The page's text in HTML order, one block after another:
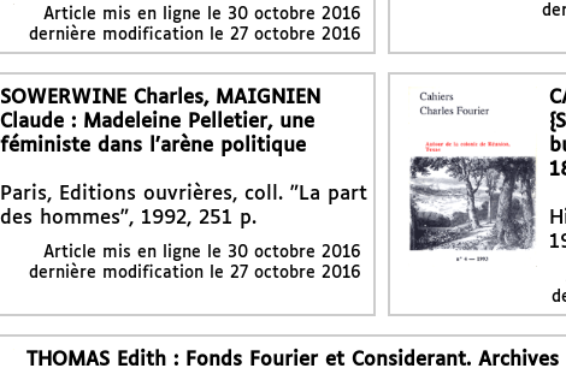
Article mis en ligne le 30 octobre 2016
dernière modification le 27 octobre 2016
SOWERWINE Charles, MAIGNIEN
Claude : Madeleine Pelletier, une
féministe dans l’arène politique
Paris, Editions ouvrières, coll. "La part
des hommes", 1992, 251 p.
Article mis en ligne le 30 octobre 2016
dernière modification le 27 octobre 2016
THOMAS Edith : Fonds Fourier et Considerant.